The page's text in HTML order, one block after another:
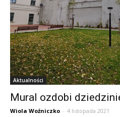
Aktualności
Mural ozdobi
Wiola Woźniczko - 4 listopada 2021